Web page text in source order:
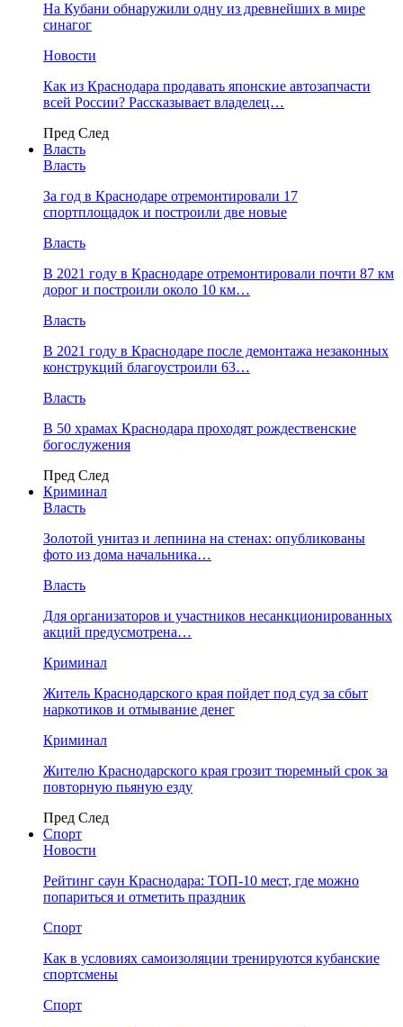
На Кубани обнаружили одну из древнейших в мире
синагог
Новости
Как из Краснодара продавать японские автозапчасти
всей России? Рассказывает владелец…
Пред След
Власть
Власть
За год в Краснодаре отремонтировали 17
спортплощадок и построили две новые
Власть
В 2021 году в Краснодаре отремонтировали почти 87 км
дорог и построили около 10 км…
Власть
В 2021 году в Краснодаре после демонтажа незаконных
конструкций благоустроили 63…
Власть
В 50 храмах Краснодара проходят рождественские
богослужения
Пред След
Криминал
Власть
​Золотой унитаз и лепнина на стенах: опубликованы
фото из дома начальника…
Власть
Для организаторов и участников несанкционированных
акций предусмотрена…
Криминал
Житель Краснодарского края пойдет под суд за сбыт
наркотиков и отмывание денег
Криминал
Жителю Краснодарского края грозит тюремный срок за
повторную пьяную езду
Пред След
Спорт
Новости
Рейтинг саун Краснодара: ТОП-10 мест, где можно
попариться и отметить праздник
Спорт
Как в условиях самоизоляции тренируются кубанские
спортсмены
Спорт